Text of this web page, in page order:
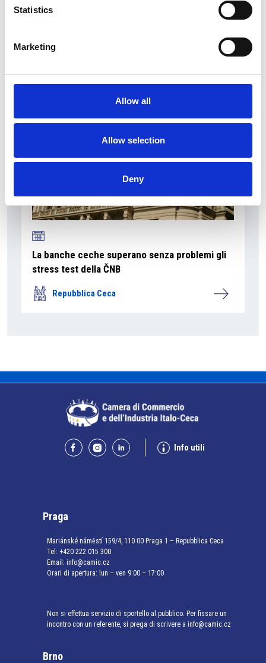
Statistics
Marketing
Allow all
Allow selection
Deny
a Praga
La banche ceche superano senza problemi gli
stress test della ČNB
Repubblica Ceca
Info utili
Praga
Mariánské náměstí 159/4, 110 00 Praga 1 – Repubblica Ceca
Tel: +420 222 015 300
Email: info@camic.cz
Orari di apertura: lun – ven 9:00 – 17:00
Non si effettua servizio di sportello al pubblico. Per fissare un
incontro con un referente, si prega di scrivere a info@camic.cz
Brno